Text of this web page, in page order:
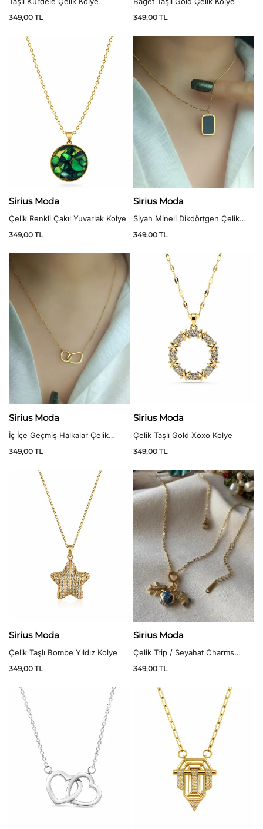
349,00 TL 349,00 TL
Sirius Moda
Çelik Renkli Çakıl Yuvarlak Kolye
349,00 TL
Sirius Moda
Siyah Mineli Dikdörtgen Çelik
349,00 TL
Sirius Moda
İç İçe Geçmiş Halkalar Çelik
349,00 TL
Sirius Moda
Çelik Taşlı Gold Xoxo Kolye
349,00 TL
Sirius Moda
Çelik Taşlı Bombe Yıldız Kolye
349,00 TL
Sirius Moda
Çelik Trip / Seyahat Charms
349,00 TL